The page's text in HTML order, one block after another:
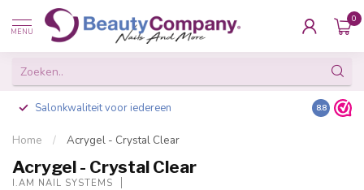
MENU
0
Salonkwaliteit voor iedereen Gratis
8.8
Home / Acrygel - Crystal Clear
Acrygel - Crystal Clear
I.AM NAIL SYSTEMS